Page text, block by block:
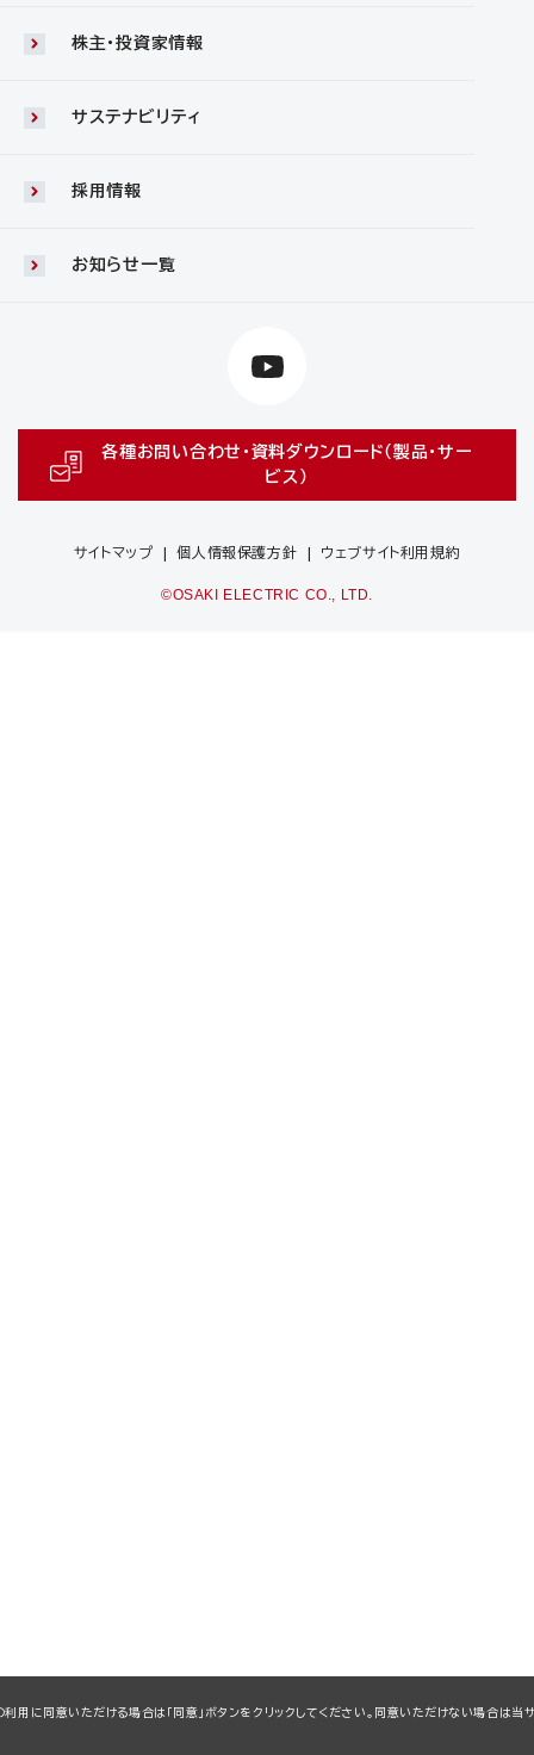
に同意いただける場合は「同意」ボタンをクリックしてください。同意いただけない場合は当
株主・投資家情報
サステナビリティ
採用情報
お知らせ一覧
各種お問い合わせ・資料ダウンロード（製品・サー
ビス）
サイトマップ 個人情報保護方針 ウェブサイト利用規約
©OSAKI ELECTRIC CO., LTD.